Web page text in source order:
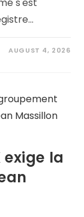
AUGUST 4, 2026
exige la